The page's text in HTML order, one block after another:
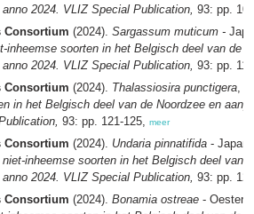
2024. VLIZ Special Publication, 93: pp.
Consortium (2024). Sargassum muticum -
inheemse soorten in het Belgisch deel van de
2024. VLIZ Special Publication, 93: pp.
Consortium (2024). Thalassiosira punctigera,
in het Belgisch deel van de Noordzee en
93: pp. 121-125, meer
Consortium (2024). Undaria pinnatifida -
inheemse soorten in het Belgisch deel van
2024. VLIZ Special Publication, 93: pp.
Consortium (2024). Bonamia ostreae -